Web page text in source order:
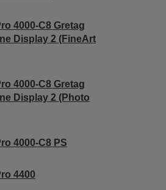
4000-C8 Gretag
Display 2 (FineArt
4000-C8 Gretag
Display 2 (Photo
4000-C8 PS
4400